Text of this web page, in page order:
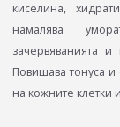
киселина,
намалява
зачервяванията
Повишава тонуса и
на кожните клетки